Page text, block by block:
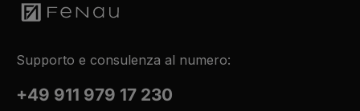
Supporto e consulenza al numero:
+49 911 979 17 230